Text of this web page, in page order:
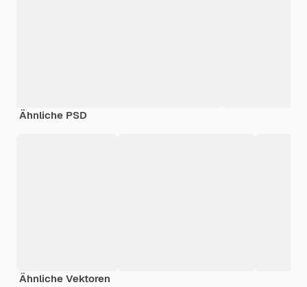
Ähnliche PSD
Ähnliche Vektoren